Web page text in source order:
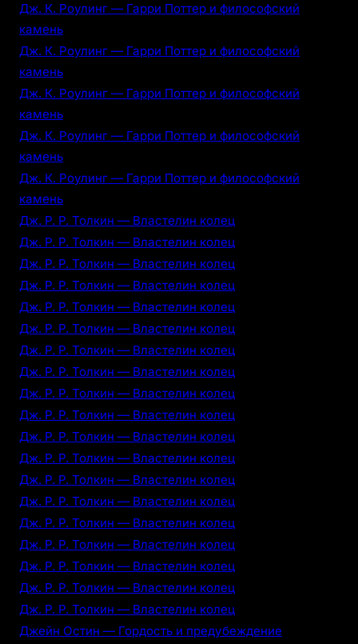
Дж. К. Роулинг — Гарри Поттер и философский
камень
Дж. К. Роулинг — Гарри Поттер и философский
камень
Дж. К. Роулинг — Гарри Поттер и философский
камень
Дж. К. Роулинг — Гарри Поттер и философский
камень
Дж. К. Роулинг — Гарри Поттер и философский
камень
Дж. Р. Р. Толкин — Властелин колец
Дж. Р. Р. Толкин — Властелин колец
Дж. Р. Р. Толкин — Властелин колец
Дж. Р. Р. Толкин — Властелин колец
Дж. Р. Р. Толкин — Властелин колец
Дж. Р. Р. Толкин — Властелин колец
Дж. Р. Р. Толкин — Властелин колец
Дж. Р. Р. Толкин — Властелин колец
Дж. Р. Р. Толкин — Властелин колец
Дж. Р. Р. Толкин — Властелин колец
Дж. Р. Р. Толкин — Властелин колец
Дж. Р. Р. Толкин — Властелин колец
Дж. Р. Р. Толкин — Властелин колец
Дж. Р. Р. Толкин — Властелин колец
Дж. Р. Р. Толкин — Властелин колец
Дж. Р. Р. Толкин — Властелин колец
Дж. Р. Р. Толкин — Властелин колец
Дж. Р. Р. Толкин — Властелин колец
Дж. Р. Р. Толкин — Властелин колец
Джейн Остин — Гордость и предубеждение